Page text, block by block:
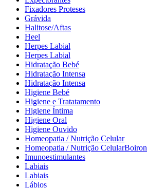
Fixadores Proteses
Grávida
Halitose/Aftas
Heel
Herpes Labial
Herpes Labial
Hidratação Bebé
Hidratação Intensa
Hidratação Intensa
Higiene Bebé
Higiene e Tratatamento
Higiene Íntima
Higiene Oral
Higiene Ouvido
Homeopatia / Nutrição Celular
Homeopatia / Nutrição CelularBoiron
Imunoestimulantes
Labiais
Labiais
Lábios